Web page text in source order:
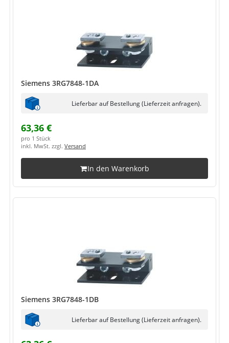
Siemens 3RG7848-1DA
Lieferbar auf Bestellung (Lieferzeit anfragen).
63,36 €
pro 1 Stück
inkl. MwSt. zzgl. Versand
In den Warenkorb
Siemens 3RG7848-1DB
Lieferbar auf Bestellung (Lieferzeit anfragen).